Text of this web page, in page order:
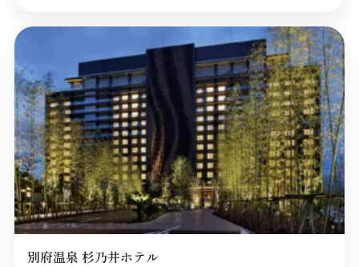
別府温泉 杉乃井ホテル